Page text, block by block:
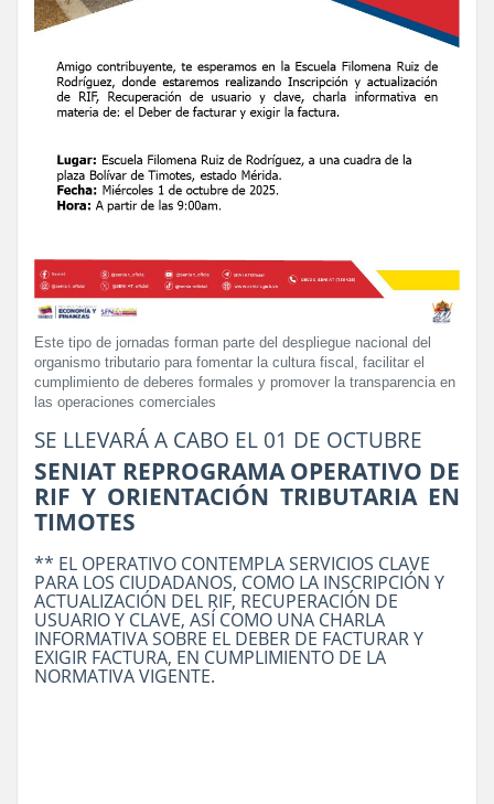
Este tipo de jornadas forman parte del despliegue nacional del
organismo tributario para fomentar la cultura fiscal, facilitar el
cumplimiento de deberes formales y promover la transparencia en
las operaciones comerciales
SE LLEVARÁ A CABO EL 01 DE OCTUBRE
SENIAT REPROGRAMA OPERATIVO DE
RIF Y ORIENTACIÓN TRIBUTARIA EN
TIMOTES
** EL OPERATIVO CONTEMPLA SERVICIOS CLAVE
PARA LOS CIUDADANOS, COMO LA INSCRIPCIÓN Y
ACTUALIZACIÓN DEL RIF, RECUPERACIÓN DE
USUARIO Y CLAVE, ASÍ COMO UNA CHARLA
INFORMATIVA SOBRE EL DEBER DE FACTURAR Y
EXIGIR FACTURA, EN CUMPLIMIENTO DE LA
NORMATIVA VIGENTE.